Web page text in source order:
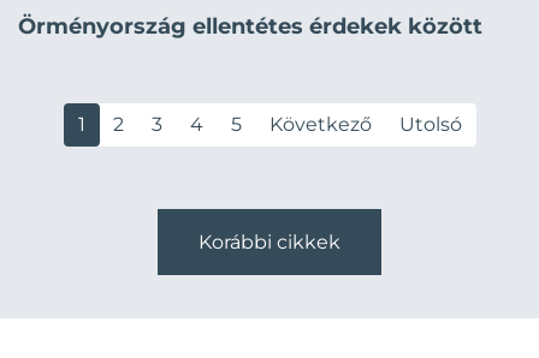
Örményország ellentétes érdekek között
1 2 3 4 5 Következő Utolsó
Korábbi cikkek